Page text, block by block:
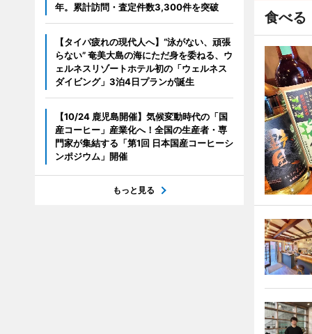
食べる
年。累計訪問・査定件数3,300件を突破
【タイパ疲れの現代人へ】“泳がない、頑張
らない” 奄美大島の海にただ身を委ねる、ウ
ェルネスリゾートホテル初の「ウェルネス
ダイビング」3泊4日プランが誕生
【10/24 鹿児島開催】気候変動時代の「国
産コーヒー」産業化へ！全国の生産者・専
門家が集結する「第1回 日本国産コーヒーシ
ンポジウム」開催
もっと見る